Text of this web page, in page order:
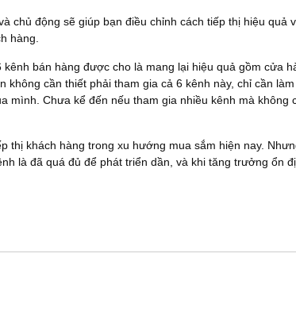
chủ động sẽ giúp bạn điều chỉnh cách tiếp thị hiệu
hàng.
bán hàng được cho là mang lại hiệu quả gồm cửa
cần thiết phải tham gia cả 6 kênh này, chỉ cần
mình. Chưa kể đến nếu tham gia nhiều kênh mà
thị khách hàng trong xu hướng mua sắm hiện nay.
là đã quá đủ để phát triển dần, và khi tăng trưởng ổn